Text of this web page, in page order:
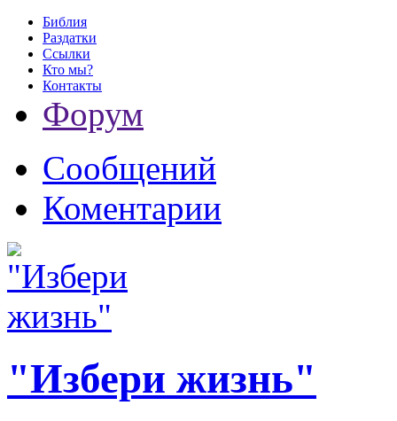
Библия
Раздатки
Ссылки
Кто мы?
Контакты
Форум
Сообщений
Коментарии
"Избери жизнь"